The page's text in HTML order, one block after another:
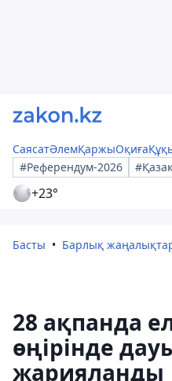
СаясатӘлемҚаржыОқиға
#Референдум-2026
+23°
Басты Барлық
28 ақпанда
өңірінде
жарияланды